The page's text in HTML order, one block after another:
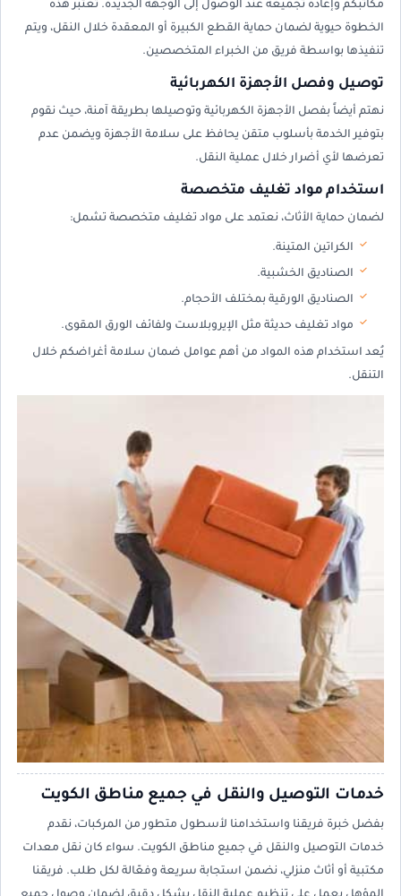
مكاتبكم وإعادة تجميعه عند الوصول إلى الوجهة الجديدة. تُعتبر هذه
الخطوة حيوية لضمان حماية القطع الكبيرة أو المعقدة خلال النقل، ويتم
تنفيذها بواسطة فريق من الخبراء المتخصصين.
توصيل وفصل الأجهزة الكهربائية
نهتم أيضاً بفصل الأجهزة الكهربائية وتوصيلها بطريقة آمنة، حيث نقوم
بتوفير الخدمة بأسلوب متقن يحافظ على سلامة الأجهزة ويضمن عدم
تعرضها لأي أضرار خلال عملية النقل.
استخدام مواد تغليف متخصصة
لضمان حماية الأثاث، نعتمد على مواد تغليف متخصصة تشمل:
الكراتين المتينة.
الصناديق الخشبية.
الصناديق الورقية بمختلف الأحجام.
مواد تغليف حديثة مثل الإيروبلاست ولفائف الورق المقوى.
يُعد استخدام هذه المواد من أهم عوامل ضمان سلامة أغراضكم خلال
التنقل.
خدمات التوصيل والنقل في جميع مناطق الكويت
بفضل خبرة فريقنا واستخدامنا لأسطول متطور من المركبات، نقدم
خدمات التوصيل والنقل في جميع مناطق الكويت. سواء كان نقل معدات
مكتبية أو أثاث منزلي، نضمن استجابة سريعة وفعّالة لكل طلب. فريقنا